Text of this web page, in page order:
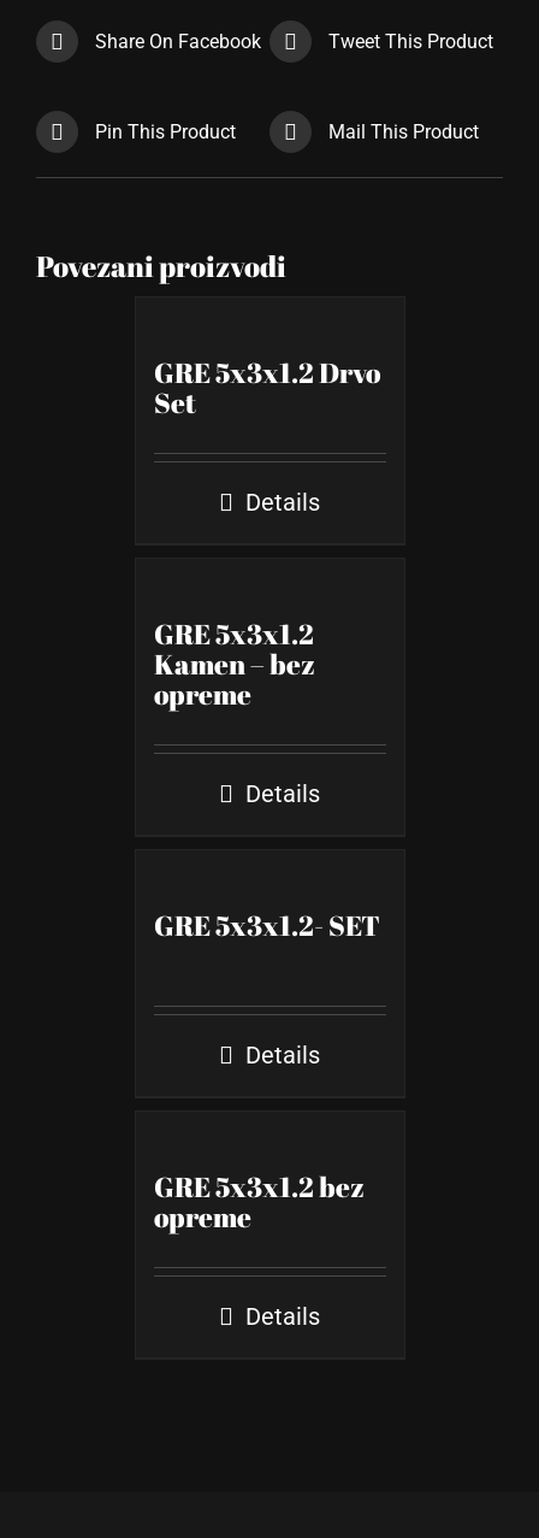
Share On Facebook Tweet This Product
Pin This Product Mail This Product
Povezani proizvodi
GRE 5x3x1.2 Drvo
Set
Details
GRE 5x3x1.2
Kamen – bez
opreme
Details
GRE 5x3x1.2- SET
Details
GRE 5x3x1.2 bez
opreme
Details